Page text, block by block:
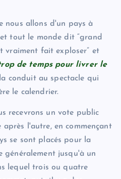
nous allons d'un pays à
tout le monde dit “grand
vraiment fait exploser” et
de temps pour livrer le
conduit au spectacle qui
le calendrier.
recevrons un vote public
l'autre, en commençant
se sont placés pour la
généralement jusqu'à un
lequel trois ou quatre